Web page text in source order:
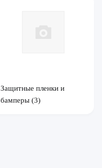
Защитные пленки и
бамперы (3)